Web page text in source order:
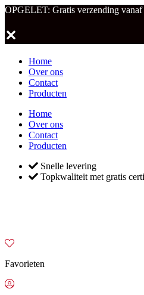
OPGELET: Gratis verzending vanaf
✕
Home
Over ons
Contact
Producten
Home
Over ons
Contact
Producten
Snelle levering
Topkwaliteit met gratis
Favorieten